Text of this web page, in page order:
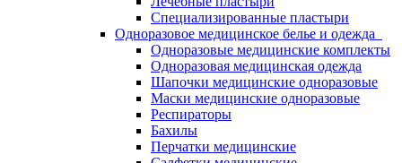
Специализированные пластыри
Одноразовое медицинское белье и одежда
Одноразовые медицинские комплекты
Одноразовая медицинская одежда
Шапочки медицинские одноразовые
Маски медицинские одноразовые
Респираторы
Бахилы
Перчатки медицинские